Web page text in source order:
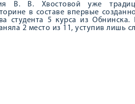
В. В. Хвостовой уже
в составе впервые
студента 5 курса из
2 место из 11, уступив лишь